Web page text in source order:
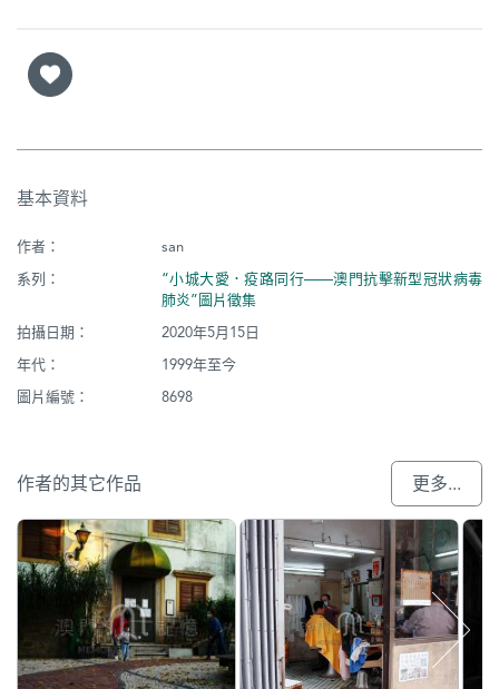
基本資料
作者：
san
系列：
“小城大愛．疫路同行——澳門抗擊新型冠狀病毒
肺炎”圖片徵集
拍攝日期：
2020年5月15日
年代：
1999年至今
圖片編號：
8698
作者的其它作品 更多...